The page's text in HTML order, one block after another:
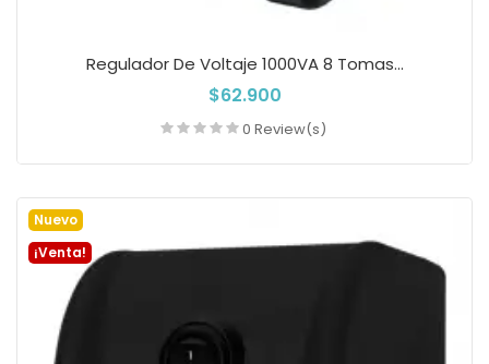
Regulador De Voltaje 1000VA 8 Tomas...
$62.900
0 Review(s)
Nuevo
¡Venta!